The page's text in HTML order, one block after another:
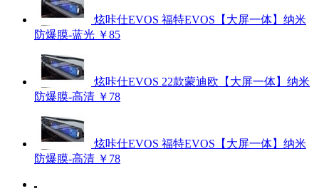
炫咔仕EVOS 福特EVOS【大屏一体】纳米
防爆膜-蓝光 ￥85
炫咔仕EVOS 22款蒙迪欧【大屏一体】纳米
防爆膜-高清 ￥78
炫咔仕EVOS 福特EVOS【大屏一体】纳米
防爆膜-高清 ￥78